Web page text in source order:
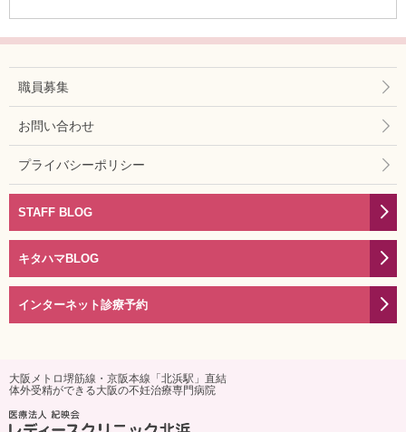
職員募集
お問い合わせ
プライバシーポリシー
STAFF BLOG
キタハマBLOG
インターネット診療予約
大阪メトロ堺筋線・京阪本線「北浜駅」直結
体外受精ができる大阪の不妊治療専門病院